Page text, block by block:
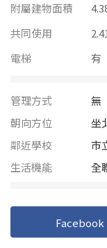
雲林縣
台南市
澎湖縣
屏東縣
坪數
不拘
40~50 坪
60~70 坪
附屬建物面積
共同使用
電梯
有
管理方式
無
朝向方位
坐
鄰近學校
市
生活機能
全
Facebook